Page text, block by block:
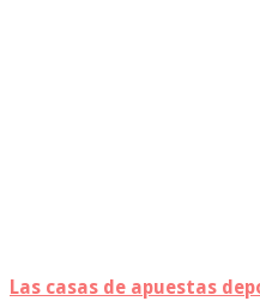
Las casas de apuestas